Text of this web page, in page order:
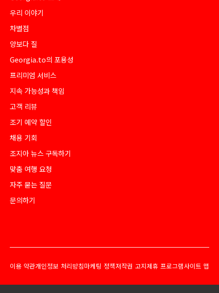
우리 이야기
차별점
양보다 질
Georgia.to의 포용성
프리미엄 서비스
지속 가능성과 책임
고객 리뷰
조기 예약 할인
채용 기회
조지아 뉴스 구독하기
맞춤 여행 요청
자주 묻는 질문
문의하기
이용 약관개인정보 처리방침마케팅 정책저작권 고지제휴 프로그램사이트 맵